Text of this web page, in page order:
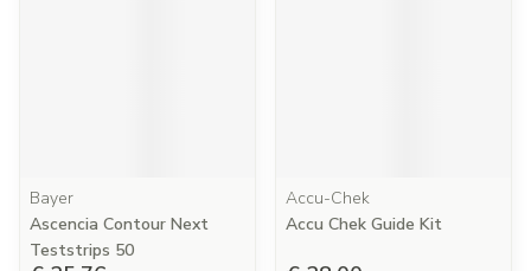
Bayer
Ascencia Contour Next
Teststrips 50
Accu-Chek
Accu Chek Guide Kit